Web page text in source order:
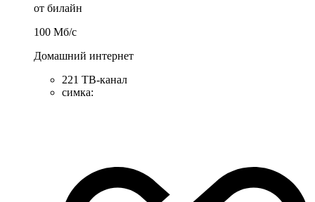
от билайн
100 Мб/c
Домашний интернет
221 ТB-канал
симка: